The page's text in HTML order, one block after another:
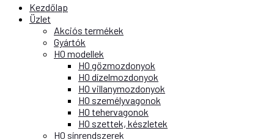
Kezdőlap
Üzlet
Akciós termékek
Gyártók
H0 modellek
H0 gőzmozdonyok
H0 dízelmozdonyok
H0 villanymozdonyok
H0 személyvagonok
H0 tehervagonok
H0 szettek, készletek
H0 sínrendszerek